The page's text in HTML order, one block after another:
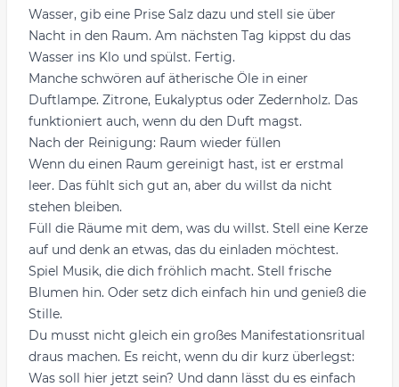
Wasser, gib eine Prise Salz dazu und stell sie über
Nacht in den Raum. Am nächsten Tag kippst du das
Wasser ins Klo und spülst. Fertig.
Manche schwören auf ätherische Öle in einer
Duftlampe. Zitrone, Eukalyptus oder Zedernholz. Das
funktioniert auch, wenn du den Duft magst.
Nach der Reinigung: Raum wieder füllen
Wenn du einen Raum gereinigt hast, ist er erstmal
leer. Das fühlt sich gut an, aber du willst da nicht
stehen bleiben.
Füll die Räume mit dem, was du willst. Stell eine Kerze
auf und denk an etwas, das du einladen möchtest.
Spiel Musik, die dich fröhlich macht. Stell frische
Blumen hin. Oder setz dich einfach hin und genieß die
Stille.
Du musst nicht gleich ein großes Manifestationsritual
draus machen. Es reicht, wenn du dir kurz überlegst:
Was soll hier jetzt sein? Und dann lässt du es einfach